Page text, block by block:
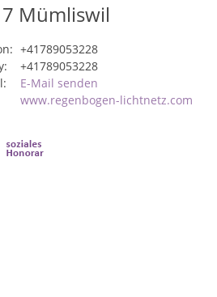
Mümliswil
+41789053228
+41789053228
E-Mail senden
www.regenbogen-lichtnetz.com